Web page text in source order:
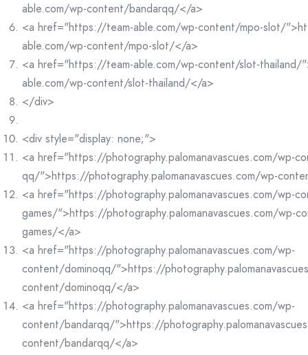
able.com/wp-content/bandarqq/</a>
<a href="https://team-able.com/wp-content/mpo-slot/
able.com/wp-content/mpo-slot/</a>
<a href="https://team-able.com/wp-content/slot-
able.com/wp-content/slot-thailand/</a>
</div>
<div style="display: none;">
<a href="https://photography.palomanavascues.com/wp-
qq/">https://photography.palomanavascues.com/wp-
<a href="https://photography.palomanavascues.com/wp-
games/">https://photography.palomanavascues.com/wp-
games/</a>
<a href="https://photography.palomanavascues.com/wp-
content/dominoqq/">https://
content/dominoqq/</a>
<a href="https://photography.palomanavascues.com/wp-
content/bandarqq/">https://
content/bandarqq/</a>